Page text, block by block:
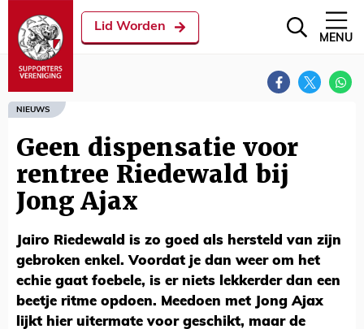
Lid Worden
MENU
NIEUWS
Geen dispensatie voor
rentree Riedewald bij
Jong Ajax
Jairo Riedewald is zo goed als hersteld van zijn
gebroken enkel. Voordat je dan weer om het
echie gaat foebele, is er niets lekkerder dan een
beetje ritme opdoen. Meedoen met Jong Ajax
lijkt hier uitermate voor geschikt, maar de